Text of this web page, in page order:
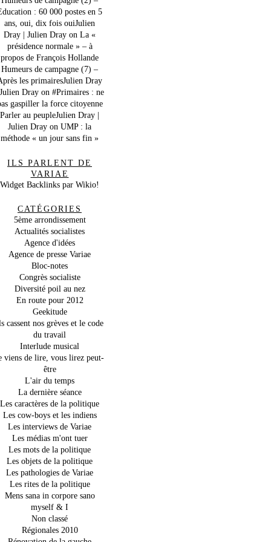
: 60 000 postes en 5
ans, oui, dix fois ouiJulien
Dray | Julien Dray on La «
présidence normale » – à
propos de François Hollande
Humeurs de campagne (7) –
les primairesJulien Dray
Dray on #Primaires : ne
gaspiller la force citoyenne
Parler au peupleJulien Dray |
Julien Dray on UMP : la
méthode « un jour sans fin »
ILS PARLENT DE
VARIAE
Widget Backlinks par Wikio!
CATÉGORIES
5ème arrondissement
Actualités socialistes
Agence d'idées
Agence de presse Variae
Bloc-notes
Congrès socialiste
Diversité poil au nez
En route pour 2012
Geekitude
cassent nos grèves et le code
du travail
Interlude musical
viens de lire, vous lirez peut-
être
L'air du temps
La dernière séance
Les caractères de la politique
Les cow-boys et les indiens
Les interviews de Variae
Les médias m'ont tuer
Les mots de la politique
Les objets de la politique
Les pathologies de Variae
Les rites de la politique
Mens sana in corpore sano
myself & I
Non classé
Régionales 2010